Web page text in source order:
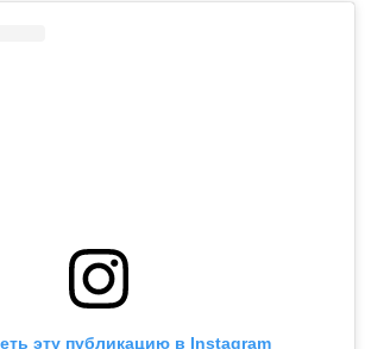
эту публикацию в Instagram